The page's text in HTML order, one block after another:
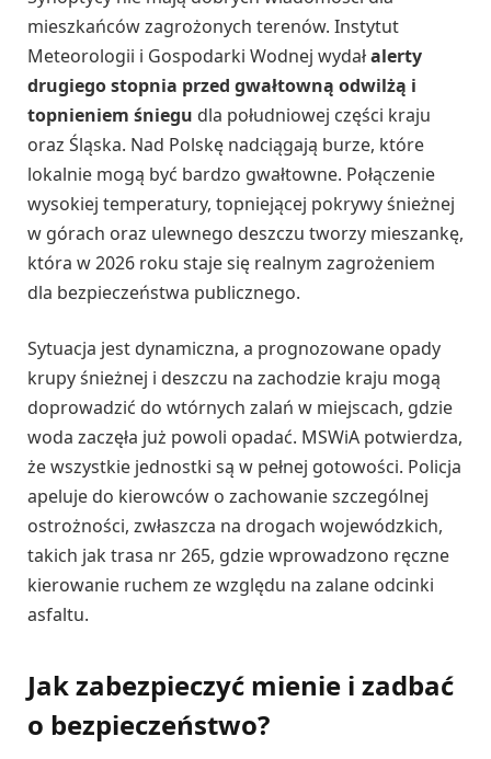
mieszkańców zagrożonych terenów. Instytut
Meteorologii i Gospodarki Wodnej wydałalerty
drugiego stopnia przed gwałtowną odwilżą i
topnieniem śniegu dla południowej części kraju
oraz Śląska. Nad Polskę nadciągają burze, które
lokalnie mogą być bardzo gwałtowne. Połączenie
wysokiej temperatury, topniejącej pokrywy śnieżnej
w górach oraz ulewnego deszczu tworzy mieszankę,
która w 2026 roku staje się realnym zagrożeniem
dla bezpieczeństwa publicznego.
Sytuacja jest dynamiczna, a prognozowane opady
krupy śnieżnej i deszczu na zachodzie kraju mogą
doprowadzić do wtórnych zalań w miejscach, gdzie
woda zaczęła już powoli opadać. MSWiA potwierdza,
że wszystkie jednostki są w pełnej gotowości. Policja
apeluje do kierowców o zachowanie szczególnej
ostrożności, zwłaszcza na drogach wojewódzkich,
takich jak trasa nr 265, gdzie wprowadzono ręczne
kierowanie ruchem ze względu na zalane odcinki
asfaltu.
Jak zabezpieczyć mienie i zadbać
o bezpieczeństwo?